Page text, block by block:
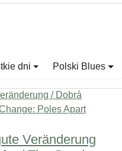
dni Polski Blues
Veränderung